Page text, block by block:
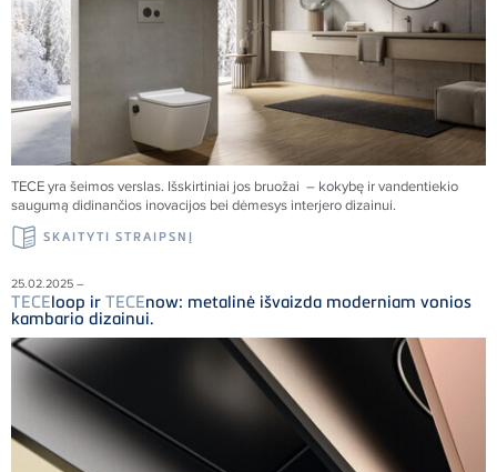
TECEyra šeimos verslas. Išskirtiniai jos bruožai – kokybę ir vandentiekio
saugumą didinančios inovacijos bei dėmesys interjero dizainui.
SKAITYTI STRAIPSNĮ
25.02.2025 –
TECEloop ir TECEnow: metalinė išvaizda moderniam vonios
kambario dizainui.